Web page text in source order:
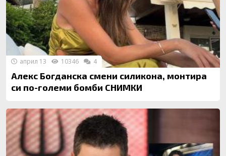
Алекс Богданска смени силикона, монтира
си по-големи бомби СНИМКИ
април 13 10346 4